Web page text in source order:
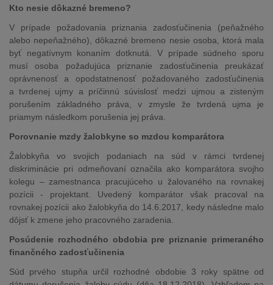
Kto nesie dôkazné bremeno?
V prípade požadovania priznania zadosťučinenia (peňažného
alebo nepeňažného), dôkazné bremeno nesie osoba, ktorá mala
byť negatívnym konaním dotknutá. V prípade súdneho sporu
musí osoba požadujúca priznanie zadosťučinenia preukázať
oprávnenosť a opodstatnenosť požadovaného zadosťučinenia
a tvrdenej ujmy a príčinnú súvislosť medzi ujmou a zisteným
porušením základného práva, v zmysle že tvrdená ujma je
priamym následkom porušenia jej práva.
Porovnanie mzdy žalobkyne so mzdou komparátora
Žalobkyňa vo svojich podaniach na súd v rámci tvrdenej
diskriminácie pri odmeňovaní označila ako komparátora svojho
kolegu – zamestnanca pracujúceho u žalovaného na rovnakej
pozícii - projektant. Uvedený komparátor však pracoval na
rovnakej pozícii ako žalobkyňa do 14.6.2017, kedy následne malo
dôjsť k zmene jeho pracovného zaradenia.
Posúdenie rozhodného obdobia pre priznanie primeraného
finančného zadosťučinenia
Súd prvého stupňa určil rozhodné obdobie 3 roky spätne od